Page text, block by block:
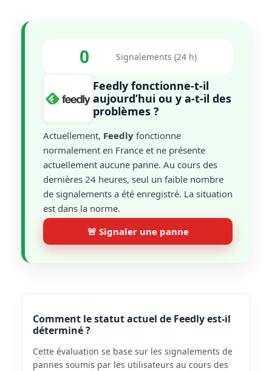
0 Signalements (24 h)
Feedly fonctionne-t-il
aujourd’hui ou y a-t-il des
problèmes ?
Actuellement, Feedly fonctionne
normalement en France et ne présente
actuellement aucune panne. Au cours des
dernières 24 heures, seul un faible nombre
de signalements a été enregistré. La situation
est dans la norme.
🚨 Signaler une panne
Comment le statut actuel de Feedly est-il
déterminé ?
Cette évaluation se base sur les signalements de
pannes soumis par les utilisateurs au cours des